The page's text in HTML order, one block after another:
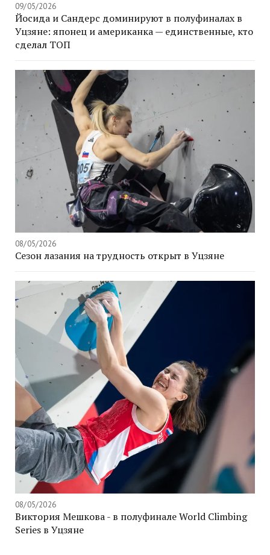
09/05/2026
Йосида и Сандерс доминируют в полуфиналах в
Уцзяне: японец и американка — единственные, кто
сделал ТОП
08/05/2026
Сезон лазания на трудность открыт в Уцзяне
08/05/2026
Виктория Мешкова - в полуфинале World Climbing
Series в Уцзяне